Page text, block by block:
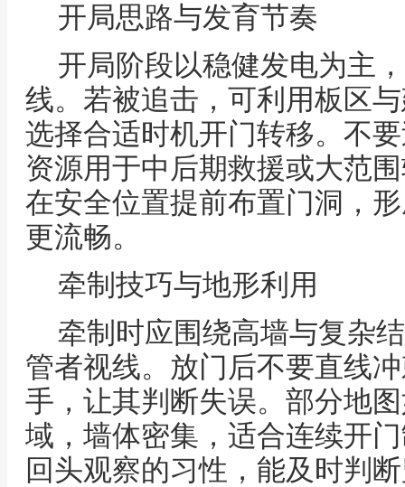
开局思路与发育节奏
开局阶段以稳健发电为主
线。若被追击，可利用板区
选择合适时机开门转移。不
资源用于中后期救援或大范
在安全位置提前布置门洞，
更流畅。
牵制技巧与地形利用
牵制时应围绕高墙与复杂
管者视线。放门后不要直线
手，让其判断失误。部分地
域，墙体密集，适合连续开
回头观察的习性，能及时判